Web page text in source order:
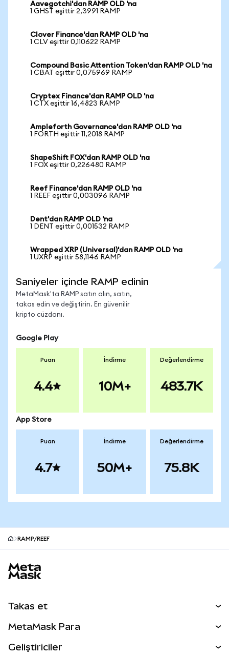
Aavegotchi'dan RAMP OLD 'na
1 GHST eşittir 2,3991 RAMP
Clover Finance'dan RAMP OLD 'na
1 CLV eşittir 0,110622 RAMP
Compound Basic Attention Token'dan RAMP OLD 'na
1 CBAT eşittir 0,075969 RAMP
Cryptex Finance'dan RAMP OLD 'na
1 CTX eşittir 16,4823 RAMP
Ampleforth Governance'dan RAMP OLD 'na
1 FORTH eşittir 11,2018 RAMP
ShapeShift FOX'dan RAMP OLD 'na
1 FOX eşittir 0,226480 RAMP
Reef Finance'dan RAMP OLD 'na
1 REEF eşittir 0,003096 RAMP
Dent'dan RAMP OLD 'na
1 DENT eşittir 0,001532 RAMP
Wrapped XRP (Universal)'dan RAMP OLD 'na
1 UXRP eşittir 58,1146 RAMP
Saniyeler içinde RAMP edinin
MetaMask'ta RAMP satın alın, satın,
takas edin ve değiştirin. En güvenilir
kripto cüzdanı.
Google Play
Puan
4.4
İndirme
10M+
Değerlendirme
483.7K
App Store
Puan
4.7
İndirme
50M+
Değerlendirme
75.8K
RAMP/REEF
Takas et
MetaMask Para
Geliştiriciler